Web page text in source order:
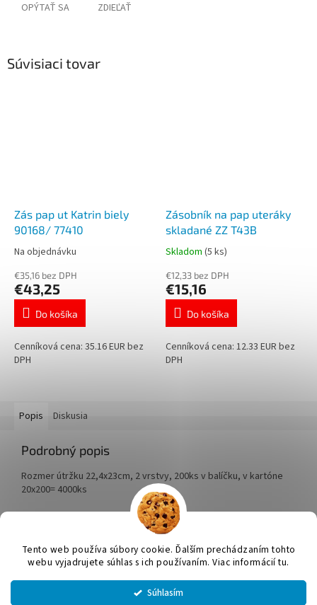
Tento web používa súbory cookie. Ďalším prechádzaním tohto
webu vyjadrujete súhlas s ich používaním. Viac informácií tu.
Súhlasím
OPÝTAŤ SA ZDIEĽAŤ
Súvisiaci tovar
Zás pap ut Katrin biely
90168/ 77410
Na objednávku
€35,16 bez DPH
€43,25
Do košíka
Cenníková cena: 35.16 EUR bez
DPH
Zásobník na pap uteráky
skladané ZZ T43B
Skladom (5 ks)
€12,33 bez DPH
€15,16
Do košíka
Cenníková cena: 12.33 EUR bez
DPH
Popis Diskusia
Podrobný popis
Rozmer útržku 22,4x23cm, 2 vrstvy, 200ks v balíčku, v kartóne
20x200= 4000ks
Vytvoril Shoptet
JUMICOL, s.r.o.